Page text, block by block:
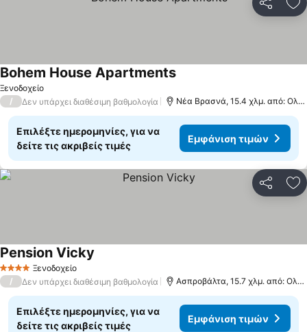
Ξενοδοχείο
Bohem House ApartmentsΕμφάνιση τιμών
/ Δεν υπάρχει διαθέσιμη βαθμολογία Νέα Βρασνά, 15.4 χλμ. από:
Επιλέξτε ημερομηνίες, για να
δείτε τις ακριβείς τιμές
Εμφάνιση τιμών
4 ΑστέριαΞενοδοχείο
Pension Vicky
/ Δεν υπάρχει διαθέσιμη βαθμολογία Ασπροβάλτα, 15.7 χλμ. από:
Επιλέξτε ημερομηνίες, για να
δείτε τις ακριβείς τιμές
Εμφάνιση τιμών